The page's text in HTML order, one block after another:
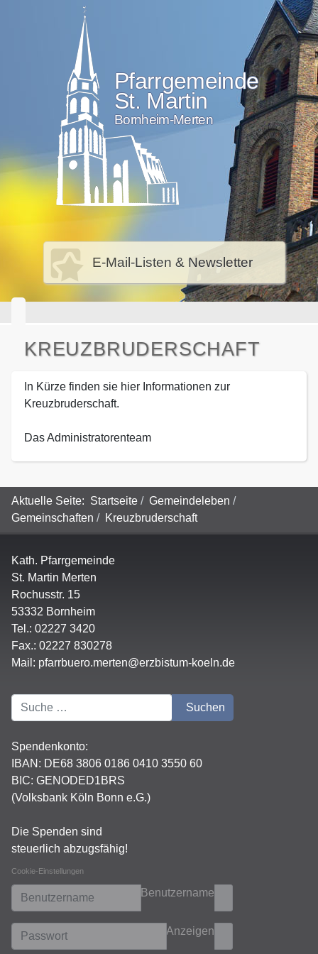
Pfarrgemeinde
St. Martin
Bornheim-Merten
E-Mail-Listen & Newsletter
KREUZBRUDERSCHAFT
In Kürze finden sie hier Informationen zur
Kreuzbruderschaft.
Das Administratorenteam
Aktuelle Seite: Startseite
Gemeindeleben
Gemeinschaften
Kreuzbruderschaft
Kath. Pfarrgemeinde
St. Martin Merten
Rochusstr. 15
53332 Bornheim
Tel.: 02227 3420
Fax.: 02227 830278
Mail: pfarrbuero.merten@erzbistum-koeln.de
Suchen Suchen
Spendenkonto:
IBAN: DE68 3806 0186 0410 3550 60
BIC: GENODED1BRS
(Volksbank Köln Bonn e.G.)
Die Spenden sind
steuerlich abzugsfähig!
Cookie-Einstellungen
Benutzername
Anzeigen